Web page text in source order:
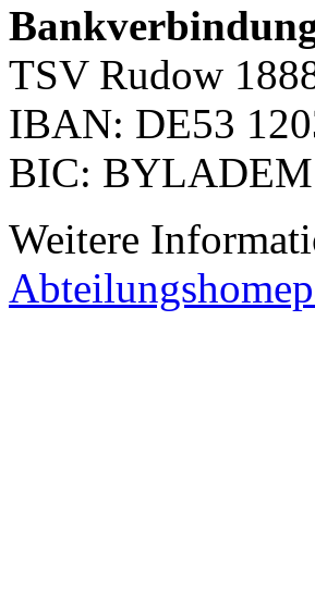
TSV Rudow
IBAN: DE53
BIC:
Weitere